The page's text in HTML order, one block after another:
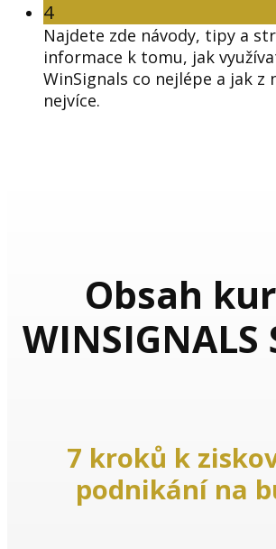
4
Najdete zde návody, tipy a
informace k tomu, jak
WinSignals co nejlépe a jak z
nejvíce.
Obsah
WINSIGNALS
7 kroků k
podnikání na